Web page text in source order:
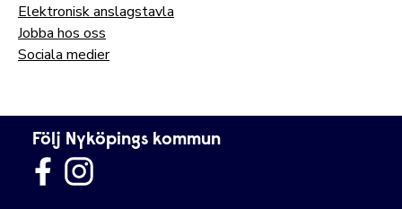
Elektronisk anslagstavla
Jobba hos oss
Sociala medier
Följ Nyköpings kommun